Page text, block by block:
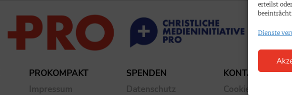
erteilst
Dienste
PROKOMPAKT
Impressum
SPENDEN
Datenschutz
KONTAKT
Cookie-Richtlinie